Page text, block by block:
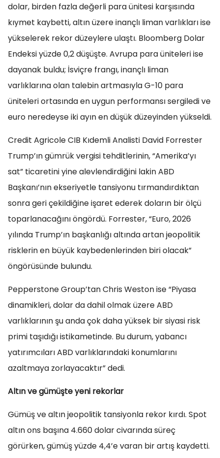
dolar, birden fazla değerli para ünitesi karşısında
kıymet kaybetti, altın üzere inançlı liman varlıkları ise
yükselerek rekor düzeylere ulaştı. Bloomberg Dolar
Endeksi yüzde 0,2 düşüşte. Avrupa para üniteleri ise
dayanak buldu; İsviçre frangı, inançlı liman
varlıklarına olan talebin artmasıyla G-10 para
üniteleri ortasında en uygun performansı sergiledi ve
euro neredeyse iki ayın en düşük düzeyinden yükseldi.
Credit Agricole CIB Kıdemli Analisti David Forrester
Trump’ın gümrük vergisi tehditlerinin, “Amerika’yı
sat” ticaretini yine alevlendirdiğini lakin ABD
Başkanı’nın ekseriyetle tansiyonu tırmandırdıktan
sonra geri çekildiğine işaret ederek doların bir ölçü
toparlanacağını öngördü. Forrester, “Euro, 2026
yılında Trump’ın başkanlığı altında artan jeopolitik
risklerin en büyük kaybedenlerinden biri olacak”
öngörüsünde bulundu.
Pepperstone Group’tan Chris Weston ise “Piyasa
dinamikleri, dolar da dahil olmak üzere ABD
varlıklarının şu anda çok daha yüksek bir siyasi risk
primi taşıdığı istikametinde. Bu durum, yabancı
yatırımcıları ABD varlıklarındaki konumlarını
azaltmaya zorlayacaktır” dedi.
Altın ve gümüşte yeni rekorlar
Gümüş ve altın jeopolitik tansiyonla rekor kırdı. Spot
altın ons başına 4.660 dolar civarında süreç
görürken, gümüş yüzde 4,4’e varan bir artış kaydetti.